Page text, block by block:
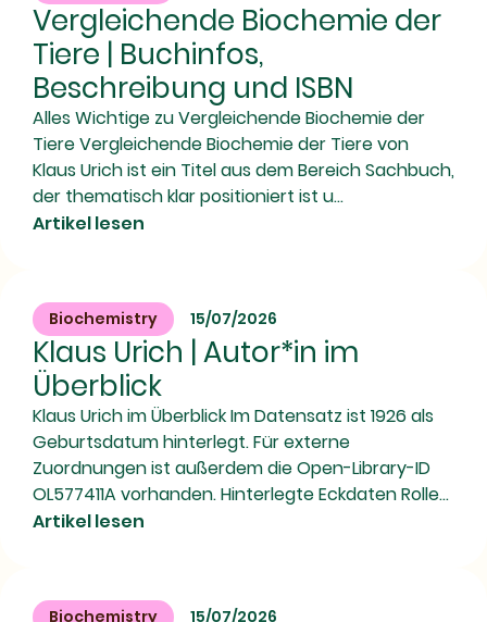
Vergleichende Biochemie der
Tiere | Buchinfos,
Beschreibung und ISBN
Alles Wichtige zu Vergleichende Biochemie der
Tiere Vergleichende Biochemie der Tiere von
Klaus Urich ist ein Titel aus dem Bereich Sachbuch,
der thematisch klar positioniert ist u...
Artikel lesen
Biochemistry 15/07/2026
Klaus Urich | Autor*in im
Überblick
Klaus Urich im Überblick Im Datensatz ist 1926 als
Geburtsdatum hinterlegt. Für externe
Zuordnungen ist außerdem die Open-Library-ID
OL577411A vorhanden. Hinterlegte Eckdaten Rolle...
Artikel lesen
Biochemistry 15/07/2026